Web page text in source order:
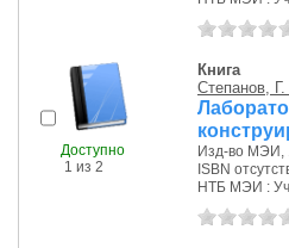
Доступно
1 из 2
Книга
Степанов,
Изд-во МЭИ,
ISBN
НТБ МЭИ :